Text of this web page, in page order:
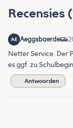
Recensies
AE Aeggsbaerde
Netter Service. Der
es ggf. zu
Antwoorden